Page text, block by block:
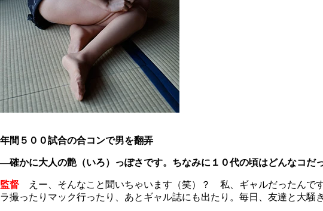
年間５００試合の合コンで男を翻弄
―確かに大人の艶（いろ）っぽさです。ちなみに１０代の頃はどんなコだ
監督 えー、そんなこと聞いちゃいます（笑）？ 私、ギャルだったんで
ラ撮ったりマック行ったり、あとギャル誌にも出たり。毎日、友達と大騒